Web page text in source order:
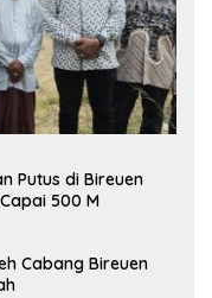
Putus di Bireuen
500 M
Cabang Bireuen